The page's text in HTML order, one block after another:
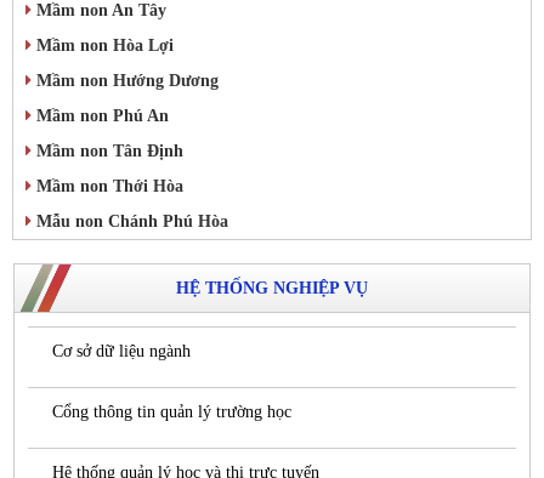
Mầm non An Tây
Mầm non Hòa Lợi
Mầm non Hướng Dương
Mầm non Phú An
Mầm non Tân Định
Mầm non Thới Hòa
Mẫu non Chánh Phú Hòa
HỆ THỐNG NGHIỆP VỤ
Cơ sở dữ liệu ngành
Cổng thông tin quản lý trường học
Hệ thống quản lý học và thi trực tuyến